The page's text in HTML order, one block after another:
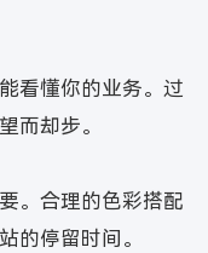
看懂你的业务。过
而却步。
。合理的色彩搭配
的停留时间。